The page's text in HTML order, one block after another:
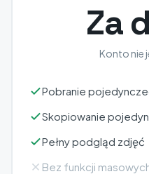
Za
Konto nie
Pobranie
Skopiowanie
Pełny podgląd zdjęć
Bez funkcji